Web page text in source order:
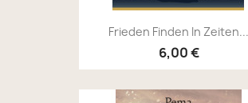
Frieden Finden In Zeiten...
6,00 €